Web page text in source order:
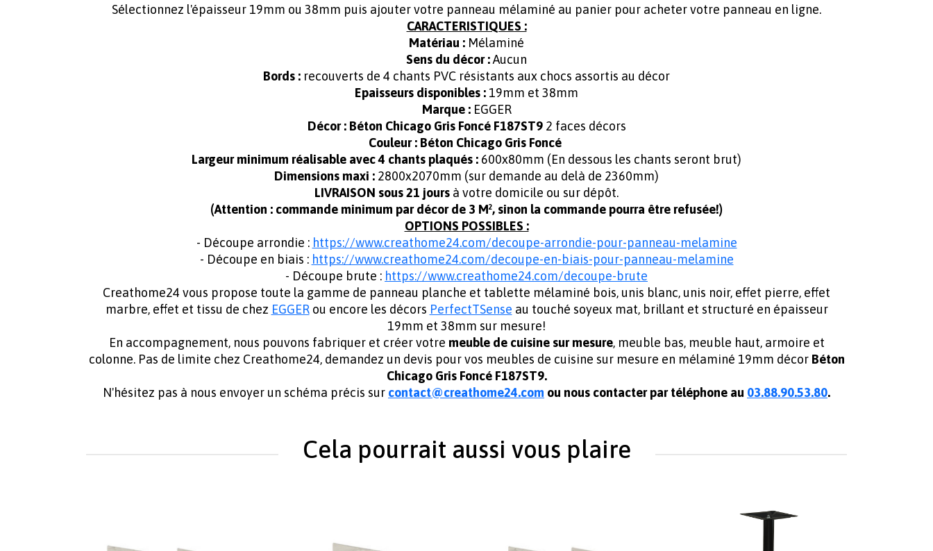
Sélectionnez l'épaisseur 19mm ou 38mm puis ajouter votre panneau mélaminé au panier pour acheter votre panneau en ligne.
CARACTERISTIQUES :
Matériau : Mélaminé
Sens du décor :Aucun
Bords : recouverts de 4 chants PVC résistants aux chocs assortis au décor
Epaisseurs disponibles : 19mm et 38mm
Marque :EGGER
Décor : Béton Chicago Gris Foncé F187ST9 2 faces décors
Couleur : Béton Chicago Gris Foncé
Largeur minimum réalisable avec 4 chants plaqués : 600x80mm (En dessous les chants seront brut)
Dimensions maxi : 2800x2070mm (sur demande au delà de 2360mm)
LIVRAISON sous 21 jours à votre domicile ou sur dépôt.
(Attention : commande minimum par décor de 3 M², sinon la commande pourra être refusée!)
OPTIONS POSSIBLES :
- Découpe arrondie : https://www.creathome24.com/decoupe-arrondie-pour-panneau-melamine
- Découpe en biais : https://www.creathome24.com/decoupe-en-biais-pour-panneau-melamine
- Découpe brute : https://www.creathome24.com/decoupe-brute
Creathome24 vous propose toute la gamme de panneau planche et tablette mélaminé bois, unis blanc, unis noir, effet pierre, effet
marbre, effet et tissu de chez EGGERou encore les décors PerfectTSense au touché soyeux mat, brillant et structuré en épaisseur
19mm et 38mm sur mesure!
En accompagnement, nous pouvons fabriquer et créer votre meuble de cuisine sur mesure, meuble bas, meuble haut, armoire et
colonne. Pas de limite chez Creathome24, demandez un devis pour vos meubles de cuisine sur mesure en mélaminé 19mm décor Béton
Chicago Gris Foncé F187ST9.
N'hésitez pas à nous envoyer un schéma précis sur contact@creathome24.com ou nous contacter par téléphone au 03.88.90.53.80.
Cela pourrait aussi vous plaire